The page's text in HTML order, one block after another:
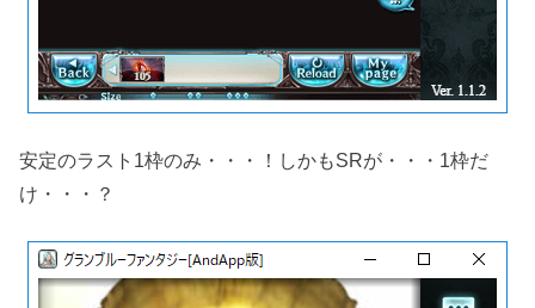
安定のラスト1枠のみ・・・！しかもSRが・・・1枠だ
け・・・？